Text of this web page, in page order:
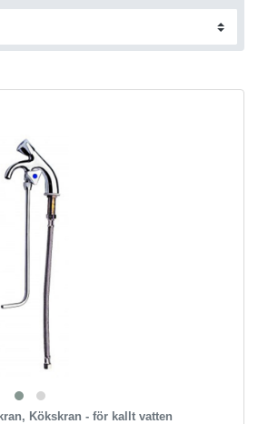
Kökskran - för kallt vatten